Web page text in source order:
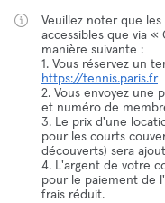
Veuillez noter que
accessibles que via
manière suivante :
1. Vous réservez un
https://tennis.paris.fr
2. Vous envoyez une
et numéro de
3. Le prix d'une
pour les courts
découverts) sera
4. L'argent de votre
pour le paiement de
frais réduit.